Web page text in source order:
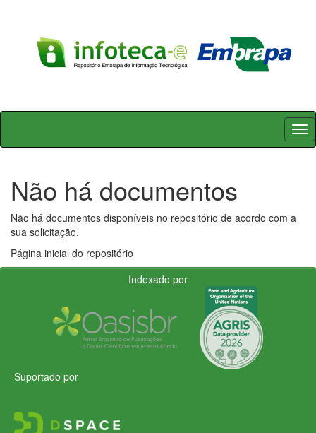
Skip
Não há documentos
Não há documentos disponíveis no repositório de acordo com a
sua solicitação.
Página inicial do repositório
Indexado por
Suportado por